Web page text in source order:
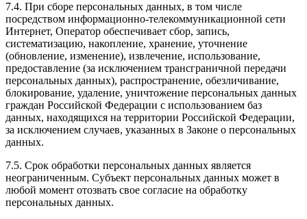
7.4. При сборе персональных данных, в том числе
посредством информационно-телекоммуникационной сети
Интернет, Оператор обеспечивает сбор, запись,
систематизацию, накопление, хранение, уточнение
(обновление, изменение), извлечение, использование,
предоставление (за исключением трансграничной передачи
персональных данных), распространение, обезличивание,
блокирование, удаление, уничтожение персональных данных
граждан Российской Федерации с использованием баз
данных, находящихся на территории Российской Федерации,
за исключением случаев, указанных в Законе о персональных
данных.
7.5. Срок обработки персональных данных является
неограниченным. Субъект персональных данных может в
любой момент отозвать свое согласие на обработку
персональных данных.